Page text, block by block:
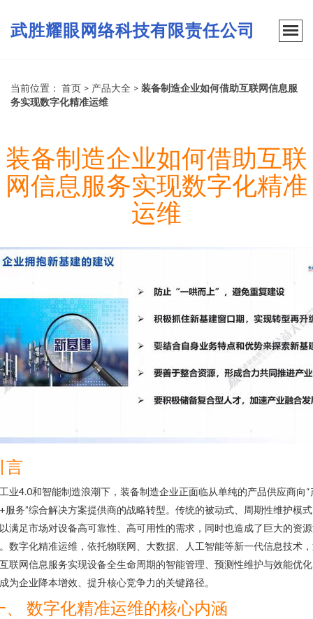
武胜耀眼网络科技有限责任公司
当前位置： 首页 > 产品大全 > 装备制造企业如何借助互联网信息服
务实现数字化精准运维
装备制造企业如何借助互联
网信息服务实现数字化精准
运维
言
业4.0和智能制造浪潮下，装备制造企业正面临从单纯的产品供应商向“
服务”综合解决方案提供商的战略转型。传统的被动式、周期性维护模
满足市场对设备高可靠性、高可用性的需求，同时也造成了巨大的资
数字化精准运维，依托物联网、大数据、人工智能等新一代信息技术
联网信息服务实现设备全生命周期的智能管理、预测性维护与效能优
为企业降本增效、提升核心竞争力的关键路径。
、 数字化精准运维的核心内涵